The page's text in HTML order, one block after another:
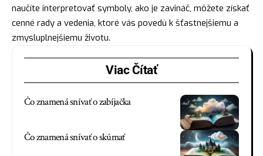
naučíte interpretovať symboly, ako je zavináč, môžete získať
cenné rady a vedenia, ktoré vás povedú k šťastnejšiemu a
zmysluplnejšiemu životu.
Viac Čítať
Čo znamená snívať o zabíjačka
Čo znamená snívať o skúmať